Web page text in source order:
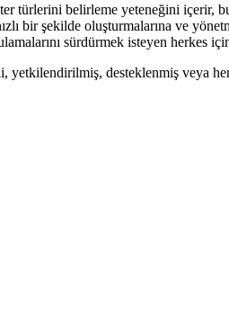
türlerini belirleme yeteneğini içerir,
bir şekilde oluşturmalarına ve
sürdürmek isteyen herkes
yetkilendirilmiş, desteklenmiş veya